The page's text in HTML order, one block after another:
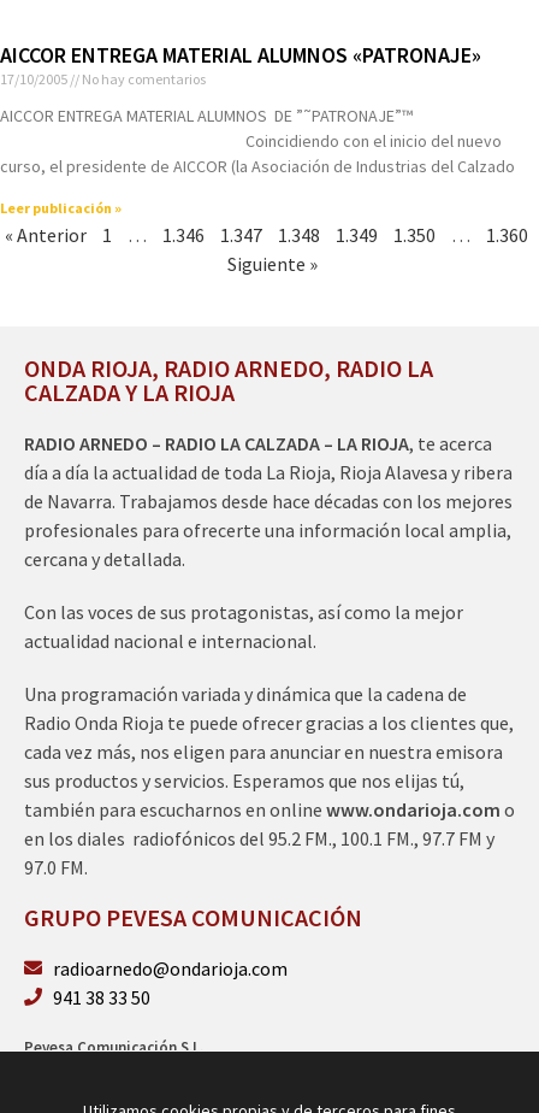
AICCOR ENTREGA MATERIAL ALUMNOS «PATRONAJE»
17/10/2005 No hay comentarios
AICCOR ENTREGA MATERIAL ALUMNOS DE ”˜PATRONAJE”™
Coincidiendo con el inicio del nuevo
curso, el presidente de AICCOR (la Asociación de Industrias del Calzado
Leer publicación »
« Anterior 1 … 1.346 1.347 1.348 1.349 1.350 …
1.360
Siguiente »
ONDA RIOJA, RADIO ARNEDO, RADIO LA
CALZADA Y LA RIOJA
RADIO ARNEDO – RADIO LA CALZADA – LA RIOJA, te acerca
día a día la actualidad de toda La Rioja, Rioja Alavesa y ribera
de Navarra. Trabajamos desde hace décadas con los mejores
profesionales para ofrecerte una información local amplia,
cercana y detallada.
Con las voces de sus protagonistas, así como la mejor
actualidad nacional e internacional.
Una programación variada y dinámica que la cadena de
Radio Onda Rioja te puede ofrecer gracias a los clientes que,
cada vez más, nos eligen para anunciar en nuestra emisora
sus productos y servicios. Esperamos que nos elijas tú,
también para escucharnos en online www.ondarioja.com o
en los diales radiofónicos del 95.2 FM., 100.1 FM., 97.7 FM y
97.0 FM.
GRUPO PEVESA COMUNICACIÓN
radioarnedo@ondarioja.com
941 38 33 50
Pevesa Comunicación S.L.